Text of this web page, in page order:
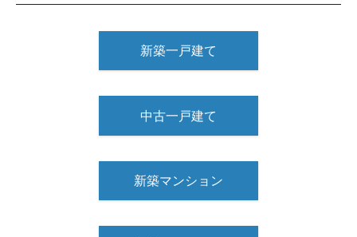
新築一戸建て
中古一戸建て
新築マンション